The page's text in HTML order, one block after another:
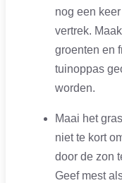
nog een
vertrek.
groenten en
tuinoppas
worden.
Maai het
niet te kort
door de zon
Geef mest